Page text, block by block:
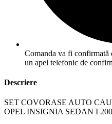
Comanda va fi
un apel telefonic de
Descriere
SET COVORASE AUTO
OPEL INSIGNIA SEDAN I